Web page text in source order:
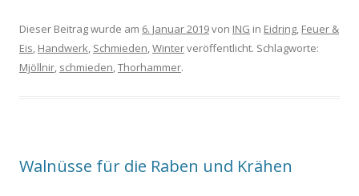
Dieser Beitrag wurde am 6. Januar 2019von ING in Eidring Feuer &
Eis Handwerk Schmieden Winterveröffentlicht. Schlagworte:
Mjöllnir schmieden Thorhammer.
Walnüsse für die Raben und Krähen